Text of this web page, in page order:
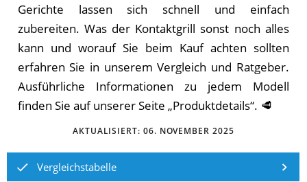
Gerichte lassen sich schnell und einfach
zubereiten. Was der Kontaktgrill sonst noch alles
kann und worauf Sie beim Kauf achten sollten
erfahren Sie in unserem Vergleich und Ratgeber.
Aus­führ­li­che In­for­ma­tio­nen zu je­dem Mo­dell
fin­den Sie auf un­se­rer Sei­te „Pro­dukt­de­tails“. 🥩
AKTUALISIERT: 06. NOVEMBER 2025
Vergleichstabelle